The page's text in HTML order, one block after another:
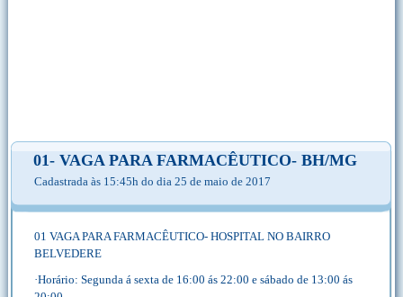
01- VAGA PARA FARMACÊUTICO- BH/MG
Cadastrada às 15:45h do dia 25 de maio de 2017
01 VAGA PARA FARMACÊUTICO- HOSPITAL NO BAIRRO
BELVEDERE
·Horário: Segunda á sexta de 16:00 ás 22:00 e sábado de 13:00 ás